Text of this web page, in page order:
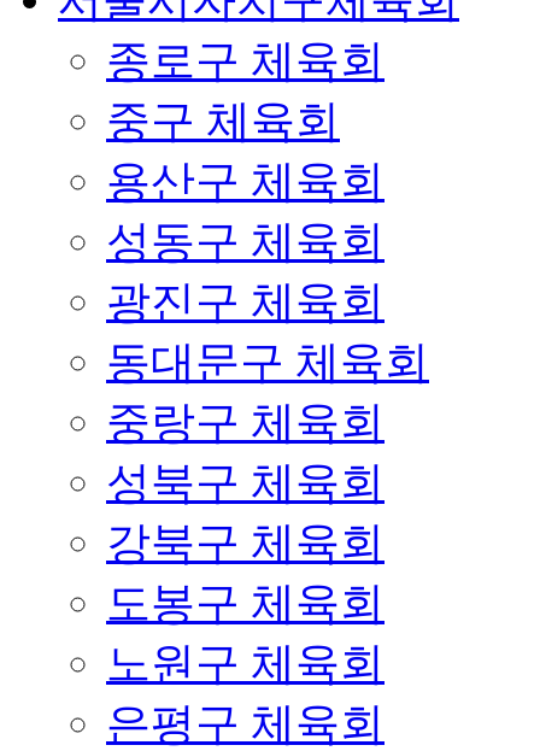
종로구 체육회
중구 체육회
용산구 체육회
성동구 체육회
광진구 체육회
동대문구 체육회
중랑구 체육회
성북구 체육회
강북구 체육회
도봉구 체육회
노원구 체육회
은평구 체육회